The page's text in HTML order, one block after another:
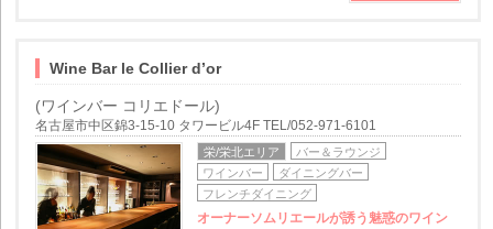
Wine Bar le Collier d’or
(ワインバー コリエドール)
名古屋市中区錦3-15-10 タワービル4F TEL/052-971-6101
栄/栄北エリア
バー＆ラウンジ
ワインバー
ダイニングバー
フレンチダイニング
オーナーソムリエールが誘う魅惑のワイン